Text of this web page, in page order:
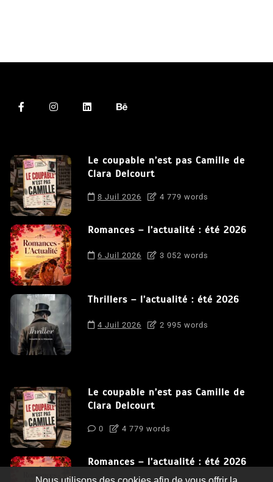
Le coupable n’est pas Camille de
Clara Delcourt
8 Juil 2026 4 779 words
Romances – l’actualité : été 2026
6 Juil 2026 3 052 words
Thrillers – l’actualité : été 2026
4 Juil 2026 2 995 words
Le coupable n’est pas Camille de
Clara Delcourt
0 4 779 words
Romances – l’actualité : été 2026